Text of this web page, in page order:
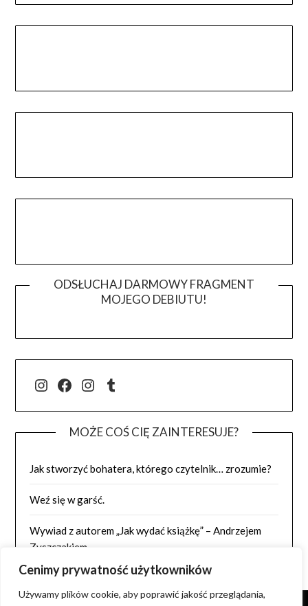
Cenimy prywatność użytkowników
Używamy plików cookie, aby poprawić jakość przeglądania,
ODSŁUCHAJ DARMOWY FRAGMENT
MOJEGO DEBIUTU!
@j.luszynska
Facebook
@pisadlo_luszynska
Tumblr
MOŻE COŚ CIĘ ZAINTERESUJE?
Jak stworzyć bohatera, którego czytelnik… zrozumie?
Weź się w garść.
Wywiad z autorem „Jak wydać książkę” – Andrzejem
Zyszczakiem